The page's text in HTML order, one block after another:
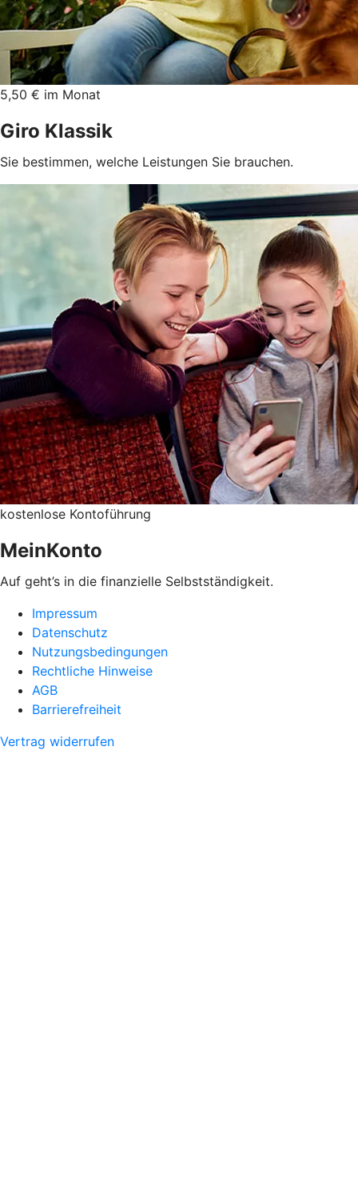
5,50 € im Monat
Giro Klassik
Sie bestimmen, welche Leistungen Sie brauchen.
kostenlose Kontoführung
MeinKonto
Auf geht’s in die finanzielle Selbstständigkeit.
Impressum
Datenschutz
Nutzungsbedingungen
Rechtliche Hinweise
AGB
Barrierefreiheit
Vertrag widerrufen